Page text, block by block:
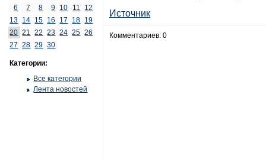
6
7 8 9 10 11
12
13 14 15 16 17 18 19
20 21 22 23 24 25 26
27
28 29 30
Категории:
Все категории
Лента новостей
Источник
Комментариев: 0